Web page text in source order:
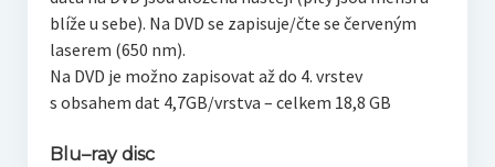
blíže u sebe). Na DVD se zapisuje/čte se červeným
laserem (650 nm).
Na DVD je možno zapisovat až do 4. vrstev
s obsahem dat 4,7GB/vrstva – celkem 18,8 GB
Blu–ray disc